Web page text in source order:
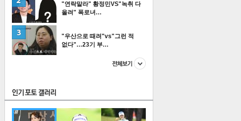
"연락말라" 황정민VS"녹취 다
올려" 폭로녀…
"우산으로 때려"vs"그런 적
없다"…23기 부…